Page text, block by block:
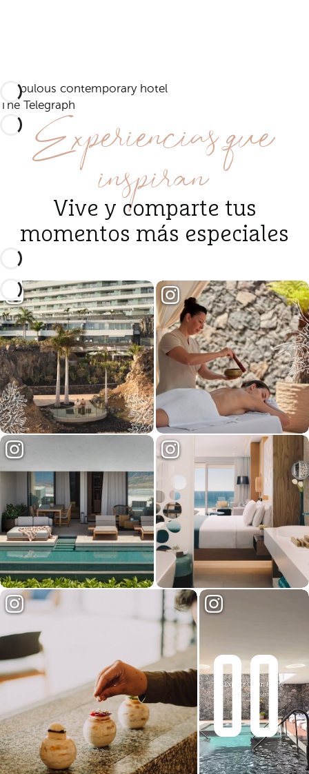
A fabulous contemporary hotel
The Telegraph
Experiencias que
inspiran
Vive y comparte tus
momentos más especiales